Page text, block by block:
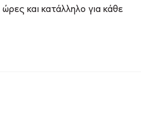
και κατάλληλο για κάθε